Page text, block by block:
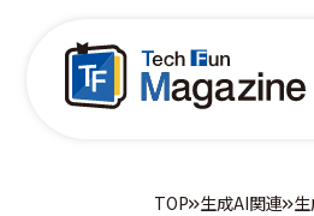
TOP 生成AI関連